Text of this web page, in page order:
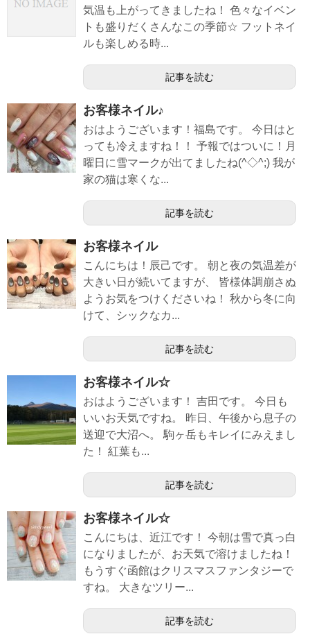
気温も上がってきましたね！ 色々なイベン
トも盛りだくさんなこの季節☆ フットネイ
ルも楽しめる時...
記事を読む
お客様ネイル♪
おはようございます！福島です。 今日はと
っても冷えますね！！ 予報ではついに！月
曜日に雪マークが出てましたね(^◇^;) 我が
家の猫は寒くな...
記事を読む
お客様ネイル
こんにちは！辰己です。 朝と夜の気温差が
大きい日が続いてますが、 皆様体調崩さぬ
ようお気をつけくださいね！ 秋から冬に向
けて、シックなカ...
記事を読む
お客様ネイル☆
おはようございます！ 吉田です。 今日も
いいお天気ですね。 昨日、午後から息子の
送迎で大沼へ。 駒ヶ岳もキレイにみえまし
た！ 紅葉も...
記事を読む
お客様ネイル☆
こんにちは、近江です！ 今朝は雪で真っ白
になりましたが、お天気で溶けましたね！
もうすぐ函館はクリスマスファンタジーで
すね。 大きなツリー...
記事を読む